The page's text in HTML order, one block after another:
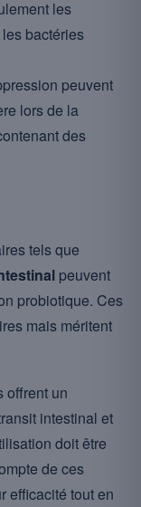
les
bactéries
peuvent
lors de la
des
tels que
peuvent
probiotique. Ces
mais méritent
offrent un
intestinal et
doit être
de ces
efficacité tout en